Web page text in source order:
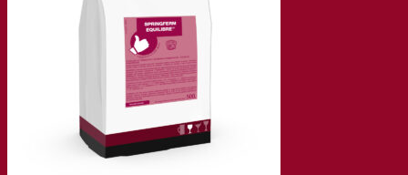
关于我们
发酵专家
Fermentis 园区
充满热情的团队